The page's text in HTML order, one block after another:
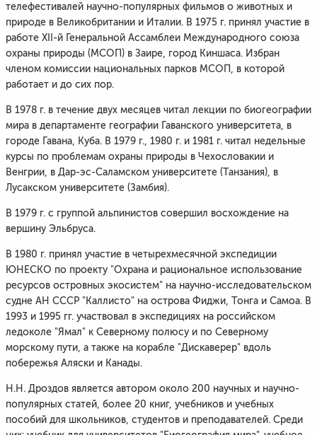
телефестивалей научно-популярных фильмов о животных и
природе в Великобритании и Италии. В 1975 г. принял участие в
работе ХII-й Генеральной Ассамблеи Международного союза
охраны природы (МСОП) в Заире, город Киншаса. Избран
членом комиссии национальных парков МСОП, в которой
работает и до сих пор.
В 1978 г. в течение двух месяцев читал лекции по биогеографии
мира в департаменте географии Гаванского университета, в
городе Гавана, Куба. В 1979 г., 1980 г. и 1981 г. читал недельные
курсы по проблемам охраны природы в Чехословакии и
Венгрии, в Дар-эс-Саламском университете (Танзания), в
Лусакском университете (Замбия).
В 1979 г. с группой альпинистов совершил восхождение на
вершину Эльбруса.
В 1980 г. принял участие в четырехмесячной экспедиции
ЮНЕСКО по проекту "Охрана и рациональное использование
ресурсов островных экосистем" на научно-исследовательском
судне АН СССР "Каллисто" на острова Фиджи, Тонга и Самоа. В
1993 и 1995 гг. участвовал в экспедициях на российском
ледоколе "Ямал" к Северному полюсу и по Северному
морскому пути, а также на корабле "Дискаверер" вдоль
побережья Аляски и Канады.
Н.Н. Дроздов является автором около 200 научных и научно-
популярных статей, более 20 книг, учебников и учебных
пособий для школьников, студентов и преподавателей. Среди